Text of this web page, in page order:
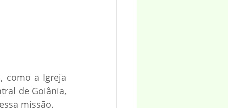
como a Igreja
de Goiânia,
missão.